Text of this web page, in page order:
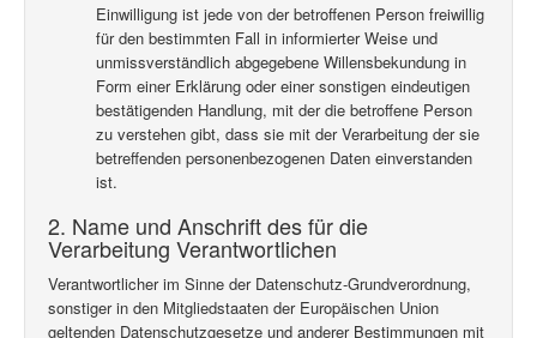
Einwilligung ist jede von der betroffenen Person freiwillig
für den bestimmten Fall in informierter Weise und
unmissverständlich abgegebene Willensbekundung in
Form einer Erklärung oder einer sonstigen eindeutigen
bestätigenden Handlung, mit der die betroffene Person
zu verstehen gibt, dass sie mit der Verarbeitung der sie
betreffenden personenbezogenen Daten einverstanden
ist.
2. Name und Anschrift des für die
Verarbeitung Verantwortlichen
Verantwortlicher im Sinne der Datenschutz-Grundverordnung,
sonstiger in den Mitgliedstaaten der Europäischen Union
geltenden Datenschutzgesetze und anderer Bestimmungen mit